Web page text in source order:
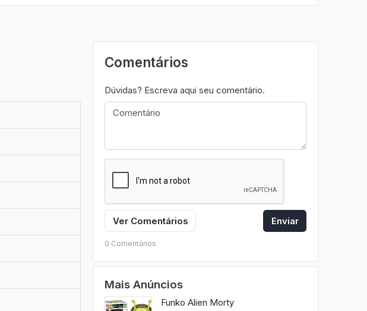
Comentários
Dúvidas? Escreva aqui seu comentário.
Ver Comentários Enviar
0 Comentários
Mais Anúncios
Funko Alien Morty